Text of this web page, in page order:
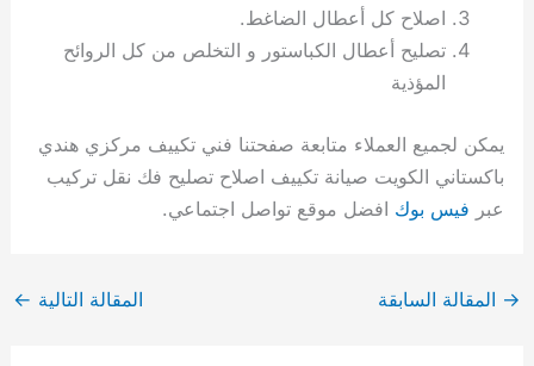
اصلاح كل أعطال الضاغط.
تصليح أعطال الكباستور و التخلص من كل الروائح
المؤذية
يمكن لجميع العملاء متابعة صفحتنا فني تكييف مركزي هندي
باكستاني الكويت صيانة تكييف اصلاح تصليح فك نقل تركيب
عبر فيس بوك افضل موقع تواصل اجتماعي.
→ المقالة السابقة المقالة التالية ←